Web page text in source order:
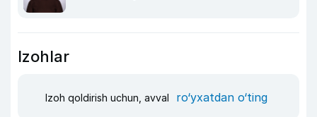
Izohlar
Izoh qoldirish uchun, avval ro‘yxatdan o‘ting